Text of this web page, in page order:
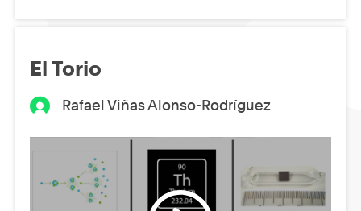
El Torio
Rafael Viñas Alonso-Rodríguez